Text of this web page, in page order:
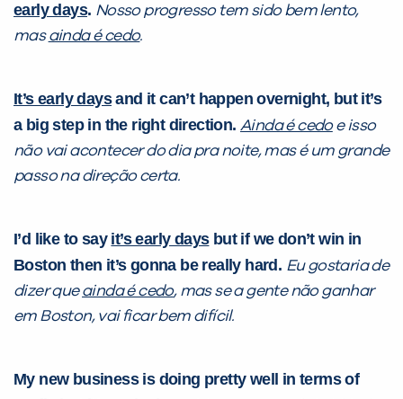
early days. Nosso progresso tem sido bem lento,
masainda é cedo.
It’s early daysand it can’t happen overnight, but it’s
a big step in the right direction. Ainda é cedoe isso
não vai acontecer do dia pra noite, mas é um grande
passo na direção certa.
I’d like to say it’s early daysbut if we don’t win in
Boston then it’s gonna be really hard. Eu gostaria de
dizer queainda é cedo, mas se a gente não ganhar
em Boston, vai ficar bem difícil.
My new business is doing pretty well in terms of
Preencha com seus dados abaixo e